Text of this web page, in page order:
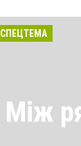
СПЕЦТЕМА
Між